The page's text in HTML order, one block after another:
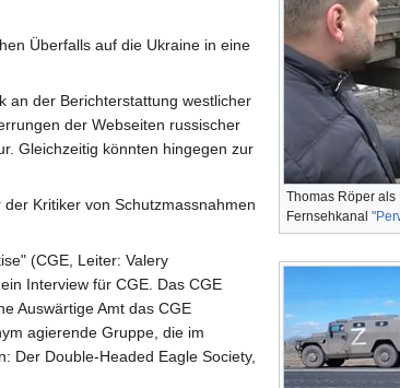
Thomas Röper als
Fernsehkanal
Überfalls auf die Ukraine in eine
an der Berichterstattung westlicher
der Webseiten russischer
Gleichzeitig könnten hingegen zur
Kritiker von Schutzmassnahmen
(CGE, Leiter: Valery
Interview für CGE. Das CGE
Auswärtige Amt das CGE
agierende Gruppe, die im
Der Double-Headed Eagle Society,